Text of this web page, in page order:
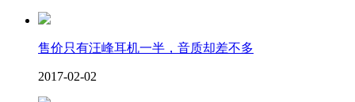
售价只有汪峰耳机一半，音质却差不多
2017-02-02